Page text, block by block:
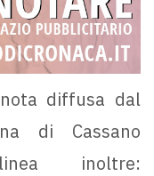
diffusa dal
di Cassano
inoltre: